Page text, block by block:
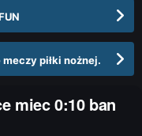
piłki nożnej.
miec 0:10 ban